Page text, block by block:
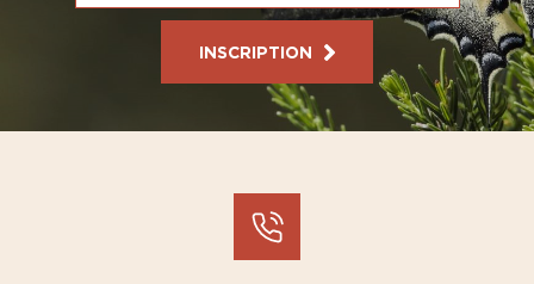
INSCRIPTION